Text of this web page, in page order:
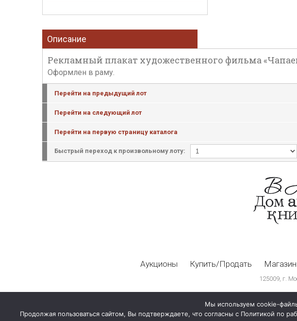
Описание
Рекламный плакат художественного фильма
Оформлен в раму.
Перейти на предыдущий лот
Перейти на следующий лот
Перейти на первую страницу каталога
Быстрый переход к произвольному лоту:
Аукционы Купить/Продать Магазин
125009, г.
Мы используем cookie-
Продолжая пользоваться сайтом, Вы подтверждаете, что согласны с Политикой по